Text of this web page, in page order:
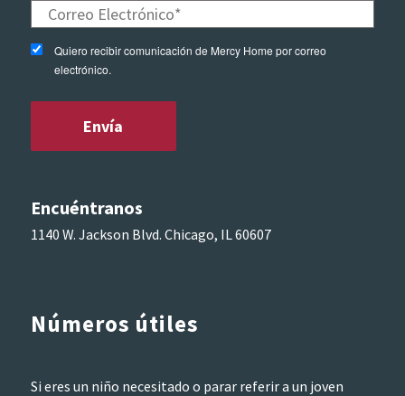
Quiero recibir comunicación de Mercy Home por correo
electrónico.
Encuéntranos
1140 W. Jackson Blvd. Chicago, IL 60607
Números útiles
Si eres un niño necesitado o parar referir a un joven